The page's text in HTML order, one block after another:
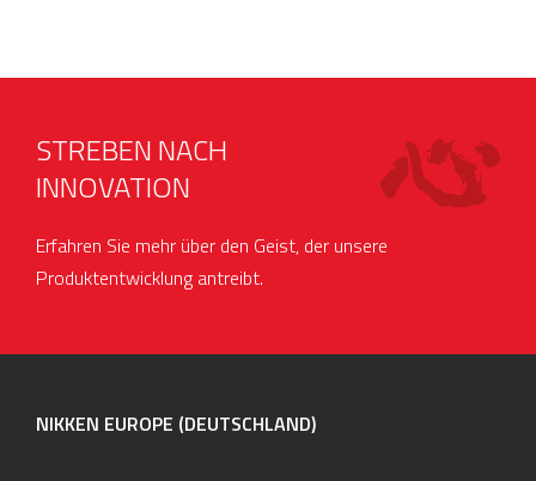
STREBEN NACH
INNOVATION
Erfahren Sie mehr über den Geist, der unsere
Produktentwicklung antreibt.
NIKKEN EUROPE (DEUTSCHLAND)